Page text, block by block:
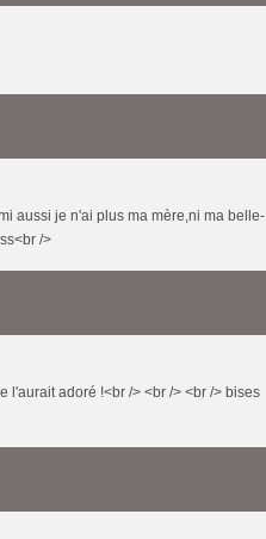
aussi je n'ai plus ma mère,ni ma belle-
/>
l'aurait adoré !<br /> <br /> <br /> bises